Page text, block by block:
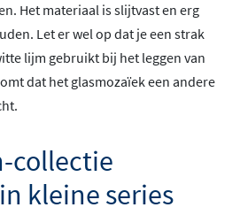
Het materiaal is slijtvast en erg
Let er wel op dat je een strak
lijm gebruikt bij het leggen van
dat het glasmozaïek een andere
collectie
kleine series